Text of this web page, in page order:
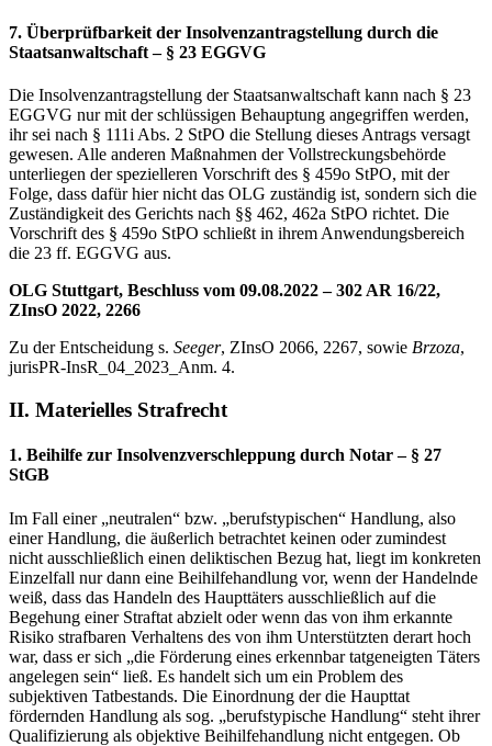
7. Überprüfbarkeit der Insolvenzantragstellung durch die
Staatsanwaltschaft – § 23 EGGVG
Die Insolvenzantragstellung der Staatsanwaltschaft kann nach § 23
EGGVG nur mit der schlüssigen Behauptung angegriffen werden,
ihr sei nach § 111i Abs. 2 StPO die Stellung dieses Antrags versagt
gewesen. Alle anderen Maßnahmen der Vollstreckungsbehörde
unterliegen der spezielleren Vorschrift des § 459o StPO, mit der
Folge, dass dafür hier nicht das OLG zuständig ist, sondern sich die
Zuständigkeit des Gerichts nach §§ 462, 462a StPO richtet. Die
Vorschrift des § 459o StPO schließt in ihrem Anwendungsbereich
die 23 ff. EGGVG aus.
OLG Stuttgart, Beschluss vom 09.08.2022 – 302 AR 16/22,
ZInsO 2022, 2266
Zu der Entscheidung s. Seeger, ZInsO 2066, 2267, sowie Brzoza,
jurisPR-InsR_04_2023_Anm. 4.
II. Materielles Strafrecht
1. Beihilfe zur Insolvenzverschleppung durch Notar – § 27
StGB
Im Fall einer „neutralen“ bzw. „berufstypischen“ Handlung, also
einer Handlung, die äußerlich betrachtet keinen oder zumindest
nicht ausschließlich einen deliktischen Bezug hat, liegt im konkreten
Einzelfall nur dann eine Beihilfehandlung vor, wenn der Handelnde
weiß, dass das Handeln des Haupttäters ausschließlich auf die
Begehung einer Straftat abzielt oder wenn das von ihm erkannte
Risiko strafbaren Verhaltens des von ihm Unterstützten derart hoch
war, dass er sich „die Förderung eines erkennbar tatgeneigten Täters
angelegen sein“ ließ. Es handelt sich um ein Problem des
subjektiven Tatbestands. Die Einordnung der die Haupttat
fördernden Handlung als sog. „berufstypische Handlung“ steht ihrer
Qualifizierung als objektive Beihilfehandlung nicht entgegen. Ob